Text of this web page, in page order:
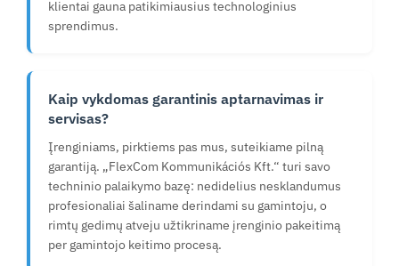
klientai gauna patikimiausius technologinius
sprendimus.
Kaip vykdomas garantinis aptarnavimas ir
servisas?
Įrenginiams, pirktiems pas mus, suteikiame pilną
garantiją. „FlexCom Kommunikációs Kft.“ turi savo
techninio palaikymo bazę: nedidelius nesklandumus
profesionaliai šaliname derindami su gamintoju, o
rimtų gedimų atveju užtikriname įrenginio pakeitimą
per gamintojo keitimo procesą.